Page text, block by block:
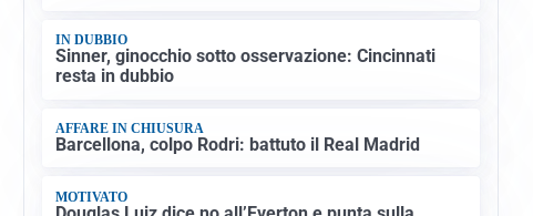
IN DUBBIO
Sinner, ginocchio sotto osservazione: Cincinnati
resta in dubbio
AFFARE IN CHIUSURA
Barcellona, colpo Rodri: battuto il Real Madrid
MOTIVATO